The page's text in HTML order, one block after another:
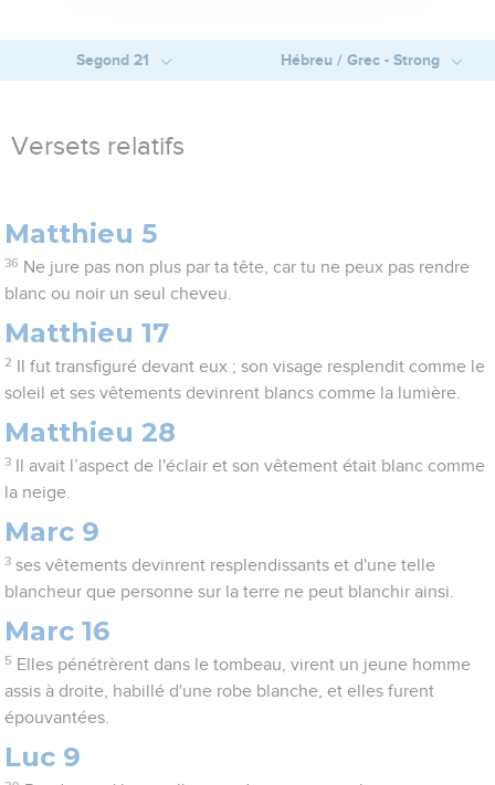
Segond 21 Hébreu / Grec - Strong
Versets relatifs
Matthieu 5
36 Ne jure pas non plus par ta tête, car tu ne peux pas rendre
blanc ou noir un seul cheveu.
Matthieu 17
2
Il fut transfiguré devant eux ; son visage resplendit comme le
soleil et ses vêtements devinrent blancs comme la lumière.
Matthieu 28
3
Il avait l’aspect de l'éclair et son vêtement était blanc comme
la neige.
Marc 9
3 ses vêtements devinrent resplendissants et d'une telle
blancheur que personne sur la terre ne peut blanchir ainsi.
Marc 16
5 Elles pénétrèrent dans le tombeau, virent un jeune homme
assis à droite, habillé d'une robe blanche, et elles furent
épouvantées.
Luc 9